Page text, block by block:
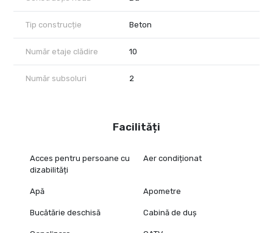
Tip construcție Beton
Număr etaje clădire 10
Număr subsoluri 2
Facilități
Acces pentru persoane cu
dizabilități
Aer condiționat
Apă Apometre
Bucătărie deschisă Cabină de duș